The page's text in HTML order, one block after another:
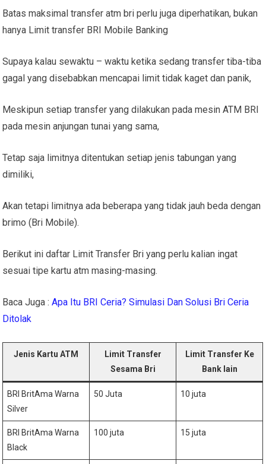
Batas maksimal transfer atm bri perlu juga diperhatikan, bukan
hanya Limit transfer BRI Mobile Banking
Supaya kalau sewaktu – waktu ketika sedang transfer tiba-tiba
gagal yang disebabkan mencapai limit tidak kaget dan panik,
Meskipun setiap transfer yang dilakukan pada mesin ATM BRI
pada mesin anjungan tunai yang sama,
Tetap saja limitnya ditentukan setiap jenis tabungan yang
dimiliki,
Akan tetapi limitnya ada beberapa yang tidak jauh beda dengan
brimo (Bri Mobile).
Berikut ini daftar Limit Transfer Bri yang perlu kalian ingat
sesuai tipe kartu atm masing-masing.
Baca Juga :Apa Itu BRI Ceria? Simulasi Dan Solusi Bri Ceria
Ditolak
Jenis Kartu ATM
Limit Transfer
Sesama Bri
Limit Transfer Ke
Bank lain
BRI BritAma Warna
Silver
50 Juta 10 juta
BRI BritAma Warna
Black
100 juta 15 juta